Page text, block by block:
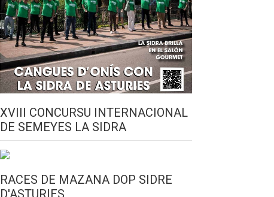
XVIII CONCURSU INTERNACIONAL
DE SEMEYES LA SIDRA
RACES DE MAZANA DOP SIDRE
D'ASTURIES